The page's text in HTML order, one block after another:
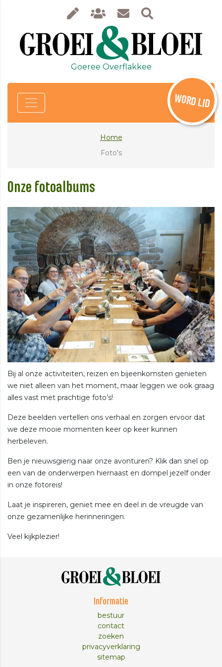
Goeree Overflakkee
WORD LID
Home
Foto's
Onze fotoalbums
Bij al onze activiteiten, reizen en bijeenkomsten genieten
we niet alleen van het moment, maar leggen we ook graag
alles vast met prachtige foto’s!
Deze beelden vertellen ons verhaal en zorgen ervoor dat
we deze mooie momenten keer op keer kunnen
herbeleven.
Ben je nieuwsgierig naar onze avonturen? Klik dan snel op
een van de onderwerpen hiernaast en dompel jezelf onder
in onze fotoreis!
Laat je inspireren, geniet mee en deel in de vreugde van
onze gezamenlijke herinneringen.
Veel kijkplezier!
Informatie
bestuur
contact
zoeken
privacyverklaring
sitemap